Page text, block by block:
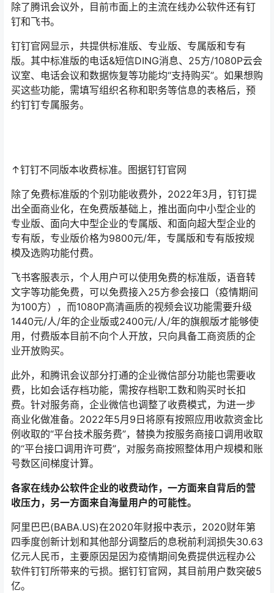
除了腾讯会议外，目前市面上的主流在线办公软件还有钉
钉和飞书。
钉钉官网显示，共提供标准版、专业版、专属版和专有
版。其中标准版的电话&短信DING消息、25方/1080P云会
议室、电话会议和数据恢复等功能均“支持购买”。如果想购
买这些功能，需填写组织名称和职务等信息的表格后，预
约钉钉专属服务。
↑钉钉不同版本收费标准。图据钉钉官网
除了免费标准版的个别功能收费外，2022年3月，钉钉提
出全面商业化，在免费版基础上，推出面向中小型企业的
专业版、面向大中型企业的专属版、和面向超大型企业的
专有版，专业版价格为9800元/年，专属版和专有版按规
模及选购功能付费。
飞书客服表示，个人用户可以使用免费的标准版，语音转
文字等功能免费，可以免费接入25方参会接口（疫情期间
为100方），而1080P高清画质的视频会议功能需要升级
1440元/人/年的企业版或2400元/人/年的旗舰版才能够使
用，付费版本目前不向个人开放，只向具备工商资质的企
业开放购买。
此外，和腾讯会议部分打通的企业微信部分功能也需要收
费，比如会话存档功能，需按存档职工数和购买时长扣
费。针对服务商，企业微信也调整了收费模式，为进一步
商业化做准备。2022年5月9日将原有按照应用收款资金比
例收取的“平台技术服务费”，替换为按服务商接口调用收取
的“平台接口调用许可费”，对服务商按照整体用户规模和账
号数区间梯度计算。
各家在线办公软件企业的收费动作，一方面来自背后的营
收压力，另一方面来自海量用户的可能性。
阿里巴巴(BABA.US)在2020年财报中表示，2020财年第
四季度创新计划和其他部分调整后的息税前利润损失30.63
亿元人民币，主要原因是因为疫情期间免费提供远程办公
软件钉钉所带来的亏损。据钉钉官网，其目前用户数突破5
亿。